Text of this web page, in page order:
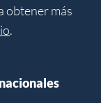
obtener más
.